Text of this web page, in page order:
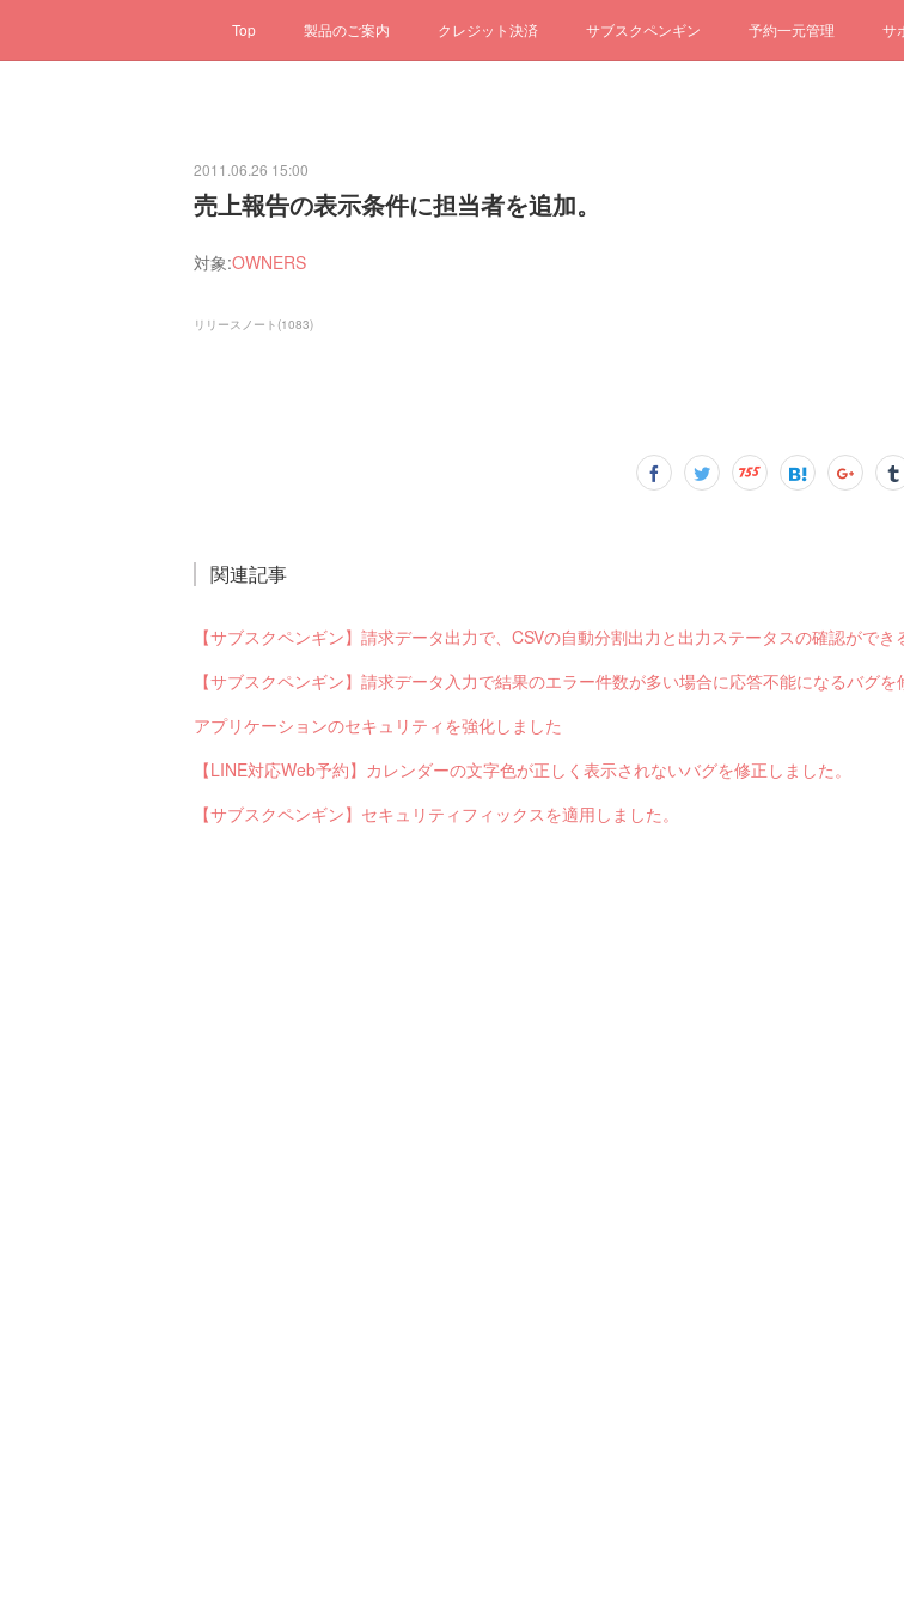
Top 製品のご案内 クレジット決済 サブスクペンギン 予約一元管理 サ
2011.06.26 15:00
売上報告の表示条件に担当者を追加。
対象:OWNERS
リリースノート (1083)
関連記事
アプリケーションのセキュリティを強化しました
【LINE対応Web予約】カレンダーの文字色が正しく表示されないバグを修正しました。
【サブスクペンギン】セキュリティフィックスを適用しました。